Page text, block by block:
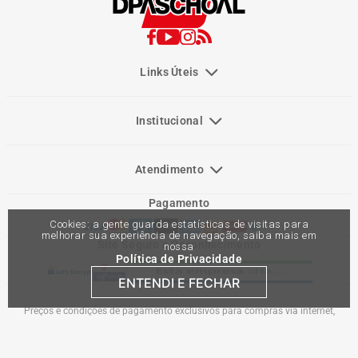
Cookies: a gente guarda estatísticas de visitas para
melhorar sua experiência de navegação, saiba mais em
nossa
Política de Privacidade
ENTENDI E FECHAR
Links Úteis
Institucional
Atendimento
Pagamento
Site Seguro e Reconhecimento
Preços e condições de pagamento exclusivos para compras via internet,